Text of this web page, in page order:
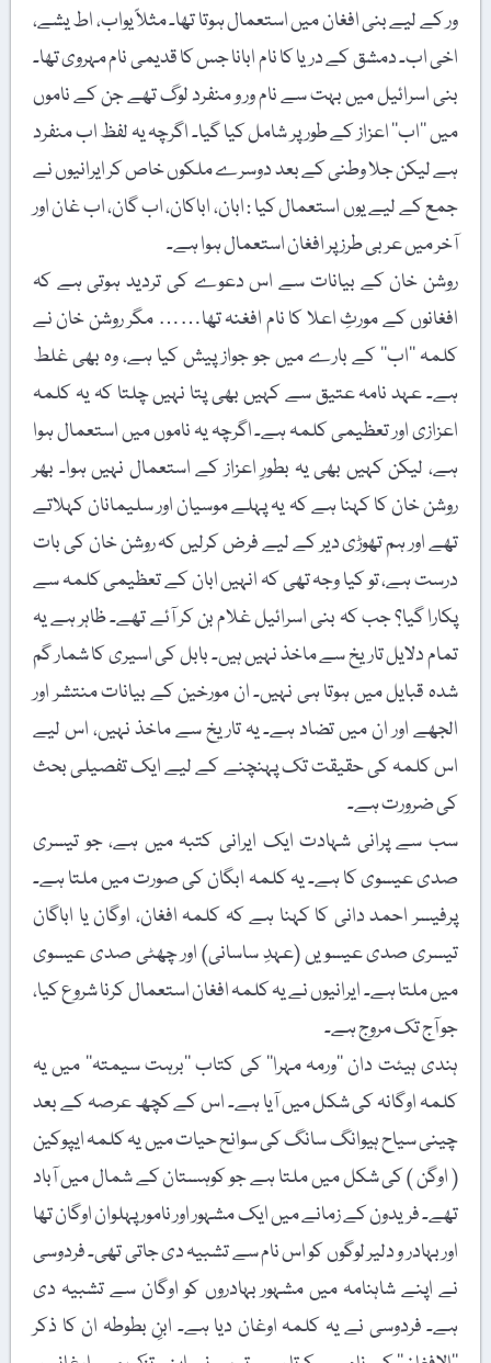
ور کے لیے بنی افغان میں استعمال ہوتا تھا۔ مثلاً یواب، اط یشے،
اخی اب۔ دمشق کے دریا کا نام ابانا جس کا قدیمی نام مہروی تھا۔
بنی اسرائیل میں بہت سے نام ور و منفرد لوگ تھے جن کے ناموں
میں ’’اب‘‘ اعزاز کے طور پر شامل کیا گیا۔ اگرچہ یہ لفظ اب منفرد
ہے لیکن جلا وطنی کے بعد دوسرے ملکوں خاص کر ایرانیوں نے
جمع کے لیے یوں استعمال کیا : ابان، اباکان، اب گان، اب غان اور
آخر میں عربی طرز پر افغان استعمال ہوا ہے۔
روشن خان کے بیانات سے اس دعوے کی تردید ہوتی ہے کہ
افغانوں کے مورثِ اعلا کا نام افغنہ تھا…… مگر روشن خان نے
کلمہ ’’اب‘‘ کے بارے میں جو جواز پیش کیا ہے، وہ بھی غلط
ہے۔ عہد نامہ عتیق سے کہیں بھی پتا نہیں چلتا کہ یہ کلمہ
اعزازی اور تعظیمی کلمہ ہے۔ اگرچہ یہ ناموں میں استعمال ہوا
ہے، لیکن کہیں بھی یہ بطورِ اعزاز کے استعمال نہیں ہوا۔ بھر
روشن خان کا کہنا ہے کہ یہ پہلے موسیان اور سلیمانان کہلاتے
تھے اور ہم تھوڑی دیر کے لیے فرض کرلیں کہ روشن خان کی بات
درست ہے، تو کیا وجہ تھی کہ انہیں ابان کے تعظیمی کلمہ سے
پکارا گیا؟ جب کہ بنی اسرائیل غلام بن کر آئے تھے۔ ظاہر ہے یہ
تمام دلایل تاریخ سے ماخذ نہیں ہیں۔ بابل کی اسیری کا شمار گم
شدہ قبایل میں ہوتا ہی نہیں۔ ان مورخین کے بیانات منتشر اور
الجھے اور ان میں تضاد ہے۔ یہ تاریخ سے ماخذ نہیں، اس لیے
اس کلمہ کی حقیقت تک پہنچنے کے لیے ایک تفصیلی بحث
کی ضرورت ہے۔
سب سے پرانی شہادت ایک ایرانی کتبہ میں ہے، جو تیسری
صدی عیسوی کا ہے۔ یہ کلمہ ابگان کی صورت میں ملتا ہے۔
پرفیسر احمد دانی کا کہنا ہے کہ کلمہ افغان، اوگان یا اباگان
تیسری صدی عیسویں (عہدِ ساسانی) اور چھٹی صدی عیسوی
میں ملتا ہے۔ ایرانیوں نے یہ کلمہ افغان استعمال کرنا شروع کیا،
جو آج تک مروج ہے۔
ہندی ہیئت دان ’’ورمہ مہرا‘‘ کی کتاب ’’برہت سیمتہ‘‘ میں یہ
کلمہ اوگانہ کی شکل میں آیا ہے۔ اس کے کچھ عرصہ کے بعد
چینی سیاح ہیوانگ سانگ کی سوانح حیات میں یہ کلمہ ایپوکین
( اوگن ) کی شکل میں ملتا ہے جو کوہستان کے شمال میں آباد
تھے۔ فریدون کے زمانے میں ایک مشہور اور نامور پہلوان اوگان تھا
اور بہادر و دلیر لوگوں کو اس نام سے تشبیہ دی جاتی تھی۔ فردوسی
نے اپنے شاہنامہ میں مشہور بہادروں کو اوگان سے تشبیہ دی
ہے۔ فردوسی نے یہ کلمہ اوغان دیا ہے۔ ابنِ بطوطہ ان کا ذکر